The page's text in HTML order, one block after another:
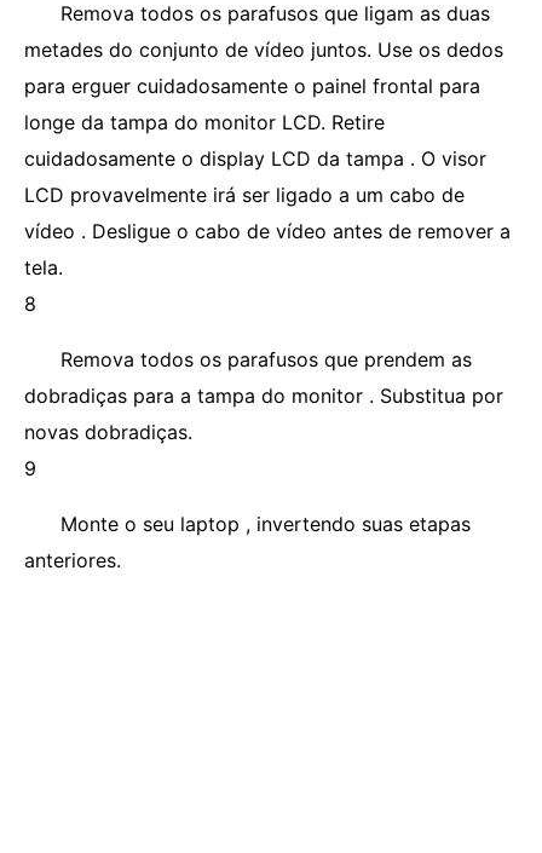
Remova todos os parafusos que ligam as duas
metades do conjunto de vídeo juntos. Use os dedos
para erguer cuidadosamente o painel frontal para
longe da tampa do monitor LCD. Retire
cuidadosamente o display LCD da tampa . O visor
LCD provavelmente irá ser ligado a um cabo de
vídeo . Desligue o cabo de vídeo antes de remover a
tela.
8
Remova todos os parafusos que prendem as
dobradiças para a tampa do monitor . Substitua por
novas dobradiças.
9
Monte o seu laptop , invertendo suas etapas
anteriores.